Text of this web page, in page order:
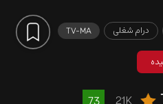
درام شغلی TV-MA
73